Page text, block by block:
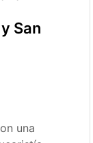
San
una